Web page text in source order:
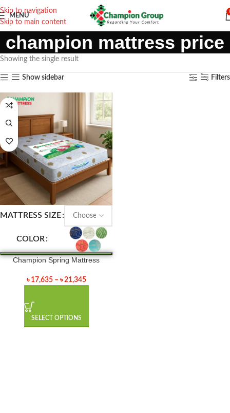
Skip to navigation
Skip to main content
MENU
champion mattress price
Showing the single result
Show sidebar Filters
MATTRESS SIZE
COLOR
Champion Spring Mattress
৳ 17,635 – ৳21,345
SELECT OPTIONS